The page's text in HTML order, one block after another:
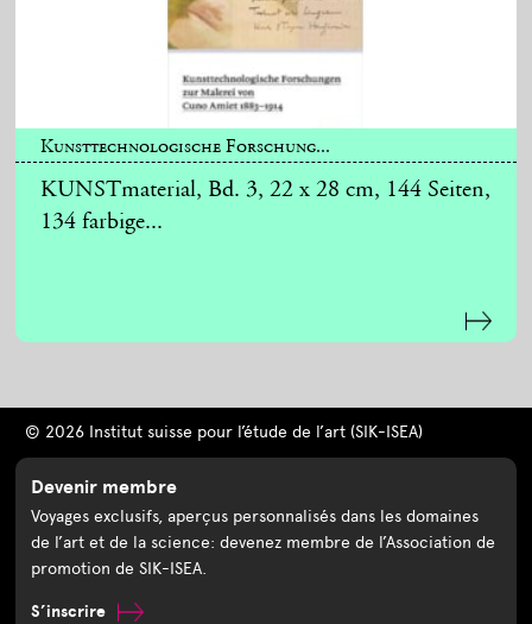
Kunsttechnologische Forschung...
KUNSTmaterial, Bd. 3, 22 x 28 cm, 144 Seiten,
134 farbige...
© 2026 Institut suisse pour l’étude de l’art (SIK-ISEA)
Devenir membre
Voyages exclusifs, aperçus personnalisés dans les domaines
de l’art et de la science: devenez membre de l’Association de
promotion de SIK-ISEA.
S’inscrire